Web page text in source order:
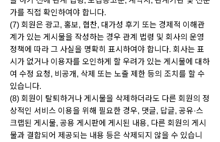
가를 직접 확인하여야 합니다.
(7) 회원은 광고, 홍보, 협찬, 대가성 후기 또는 경제적 이해관
계가 있는 게시물을 작성하는 경우 관계 법령 및 회사의 운영
정책에 따라 그 사실을 명확히 표시하여야 합니다. 회사는 표
시가 없거나 이용자를 오인하게 할 우려가 있는 게시물에 대하
여 수정 요청, 비공개, 삭제 또는 노출 제한 등의 조치를 할 수
있습니다.
(8) 회원이 탈퇴하거나 게시물을 삭제하더라도 다른 회원의 정
상적인 서비스 이용을 위해 필요한 경우, 댓글, 답글, 공유·스
크랩된 게시물, 공용 게시판에 게시된 내용, 다른 회원의 게시
물과 결합되어 제공되는 내용 등은 삭제되지 않을 수 있습니